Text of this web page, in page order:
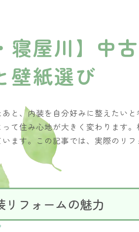
寝屋川】中
壁紙選び
と、内装を自分好みに整えたい
て住み心地が大きく変わります
ます。この記事では、実際のリ
リフォームの魅力